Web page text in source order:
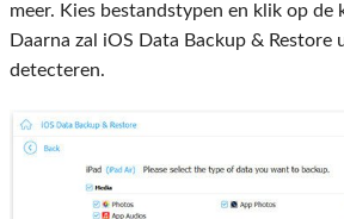
meer. Kies bestandstypen en klik op de
Daarna zal iOS Data Backup & Restore
detecteren.